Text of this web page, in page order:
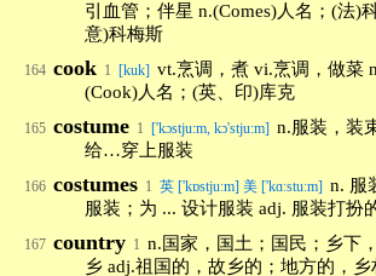
引血管；伴星 n.(Comes)人名；(法)
意)科梅斯
164 cook 1 [kuk] vt.烹调，煮 vi.烹调，做菜
(Cook)人名；(英、印)库克
165 costume 1 ['kɔstju:m, kɔ'stju:m] n.服装，装
给…穿上服装
166 costumes 1 英 ['kɒstjuːm] 美 ['kɑːstuːm] n. 服
服装；为 ... 设计服装 adj. 服装打扮
167 country 1 n.国家，国土；国民；乡下
乡 adj.祖国的，故乡的；地方的，